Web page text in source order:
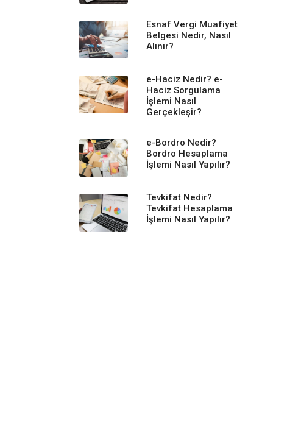
Esnaf Vergi Muafiyet
Belgesi Nedir, Nasıl
Alınır?
e-Haciz Nedir? e-
Haciz Sorgulama
İşlemi Nasıl
Gerçekleşir?
e-Bordro Nedir?
Bordro Hesaplama
İşlemi Nasıl Yapılır?
Tevkifat Nedir?
Tevkifat Hesaplama
İşlemi Nasıl Yapılır?